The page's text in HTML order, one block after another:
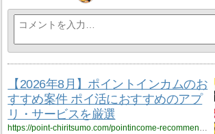
【2026年8月】ポイントインカムのお
すすめ案件 ポイ活におすすめのアプ
リ・サービスを厳選
https://point-chiritsumo.com/pointincome-recommended-offers/